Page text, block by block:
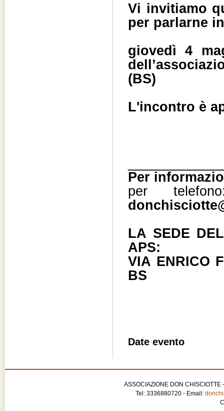
Vi invitiamo
per parlarne
giovedì 4
(BS)
L'incontro è
Per
per
LA SEDE
APS:
VIA ENRICO
BS
Date evento
ASSOCIAZIONE DON
Tel: 3336880720 - Email: